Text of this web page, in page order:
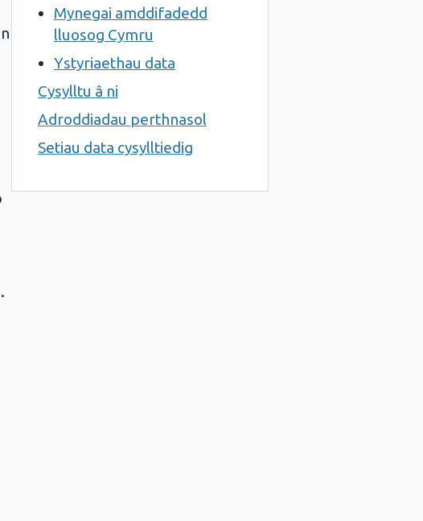
Mynegai amddifadedd
lluosog Cymru
Ystyriaethau data
Cysylltu â ni
Adroddiadau perthnasol
Setiau data cysylltiedig